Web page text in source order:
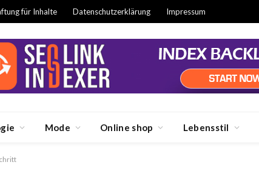
für Inhalte Datenschutzerklärung Impressum
Mode Online shop Lebensstil